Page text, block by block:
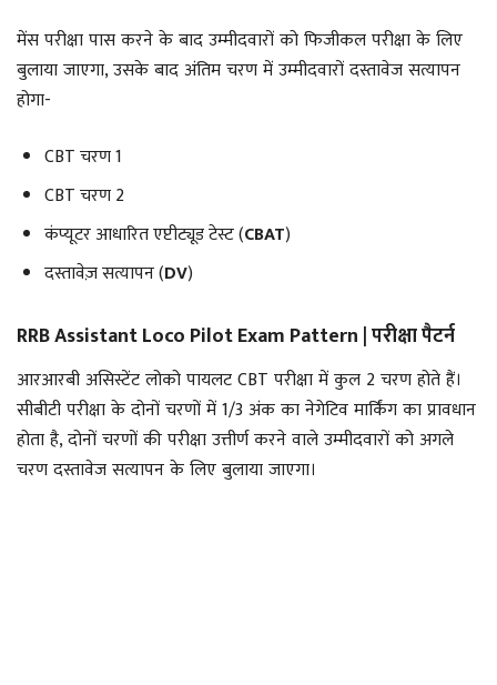
मेंस परीक्षा पास करने के बाद उम्मीदवारों को फिजीकल परीक्षा के लिए
बुलाया जाएगा, उसके बाद अंतिम चरण में उम्मीदवारों दस्तावेज सत्यापन
होगा-
CBT चरण 1
CBT चरण 2
कंप्यूटर आधारित एप्टीट्यूड टेस्ट (CBAT)
दस्तावेज़ सत्यापन (DV)
RRB Assistant Loco Pilot Exam Pattern | परीक्षा पैटर्न
आरआरबी असिस्टेंट लोको पायलट CBT परीक्षा में कुल 2 चरण होते हैं।
सीबीटी परीक्षा के दोनों चरणों में 1/3 अंक का नेगेटिव मार्किंग का प्रावधान
होता है, दोनों चरणों की परीक्षा उत्तीर्ण करने वाले उम्मीदवारों को अगले
चरण दस्तावेज सत्यापन के लिए बुलाया जाएगा।